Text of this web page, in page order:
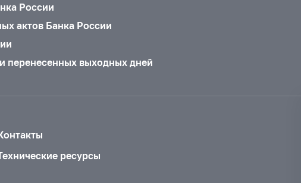
России
актов Банка России
перенесенных выходных дней
ресурсы